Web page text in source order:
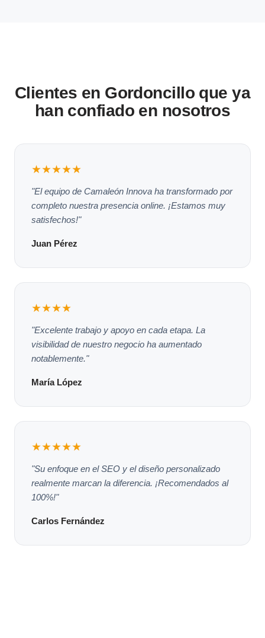
Clientes en Gordoncillo que ya
han confiado en nosotros
★★★★★
"El equipo de Camaleón Innova ha transformado por
completo nuestra presencia online. ¡Estamos muy
satisfechos!"
Juan Pérez
★★★★
"Excelente trabajo y apoyo en cada etapa. La
visibilidad de nuestro negocio ha aumentado
notablemente."
María López
★★★★★
"Su enfoque en el SEO y el diseño personalizado
realmente marcan la diferencia. ¡Recomendados al
100%!"
Carlos Fernández